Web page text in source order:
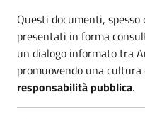
Questi documenti,
presentati in forma
un dialogo informato tra
promuovendo una cultura
responsabilità pubblica.